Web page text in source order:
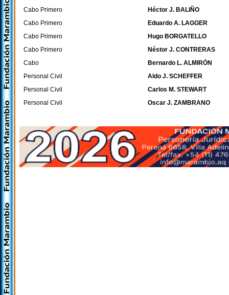
Cabo Primero
Héctor J. BALIÑO
Cabo Primero
Eduardo A. LAGGER
Cabo Primero
Hugo BORGATELLO
Cabo Primero
Néstor J. CONTRERAS
Cabo
Bernardo L. ALMIRÓN
Personal Civil
Aldo J. SCHEFFER
Personal Civil
Carlos M. STEWART
Personal Civil
Oscar J. ZAMBRANO